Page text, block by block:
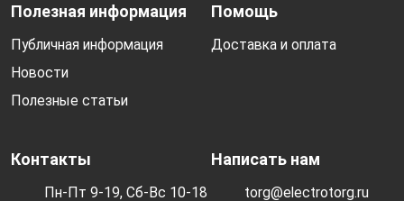
Полезная информация
Публичная информация
Новости
Полезные статьи
Помощь
Доставка и оплата
Контакты
Пн-Пт 9-19, Сб-Вс 10-18
Написать нам
torg@electrotorg.ru